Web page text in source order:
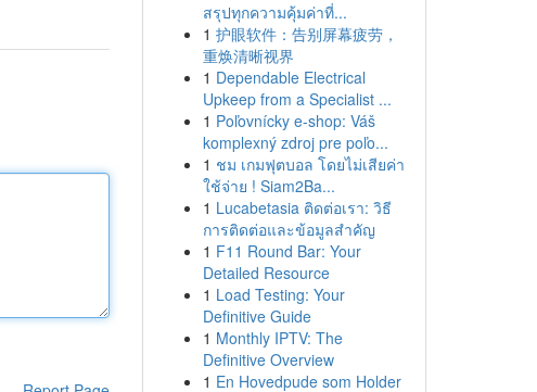
สรุปทุกความคุ้มค่าที่...
1 护眼软件：告别屏幕疲劳，
重焕清晰视界
1 Dependable Electrical
Upkeep from a Specialist ...
1 Poľovnícky e-shop: Váš
komplexný zdroj pre poľo...
1 ชม เกมฟุตบอล โดยไม่เสียค่า
ใช้จ่าย ! Siam2Ba...
1 Lucabetasia ติดต่อเรา: วิธี
การติดต่อและข้อมูลสำคัญ
1 F11 Round Bar: Your
Detailed Resource
1 Load Testing: Your
Definitive Guide
1 Monthly IPTV: The
Definitive Overview
1 En Hovedpude som Holder